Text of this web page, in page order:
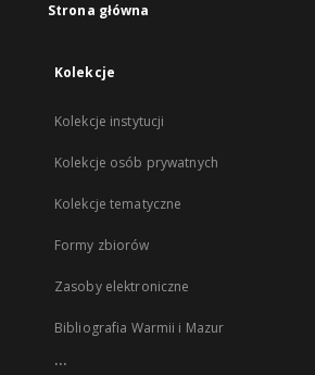
Strona główna
Kolekcje
Kolekcje instytucji
Kolekcje osób prywatnych
Kolekcje tematyczne
Formy zbiorów
Zasoby elektroniczne
Bibliografia Warmii i Mazur
...